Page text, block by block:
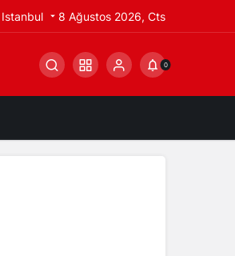
Istanbul 8 Ağustos 2026, Cts
0